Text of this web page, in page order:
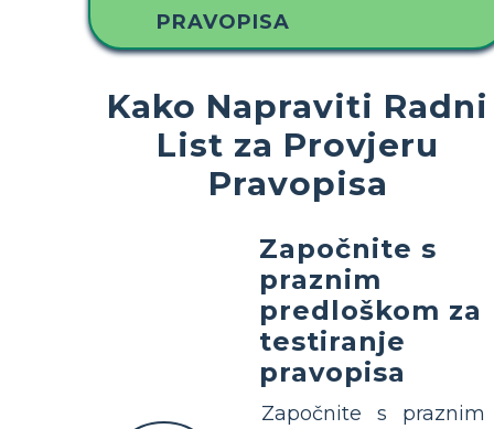
PRAVOPISA
Kako Napraviti Radni
List za Provjeru
Pravopisa
Započnite s
praznim
predloškom za
testiranje
pravopisa
Započnite s praznim